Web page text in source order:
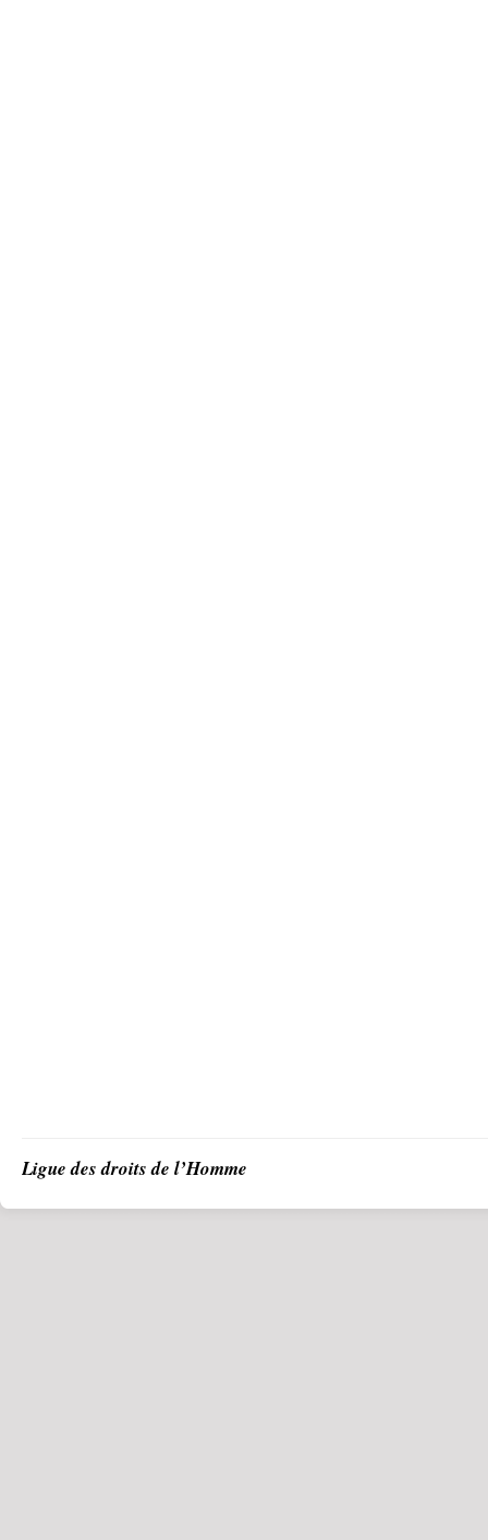
Ligue des droits de l’Homme